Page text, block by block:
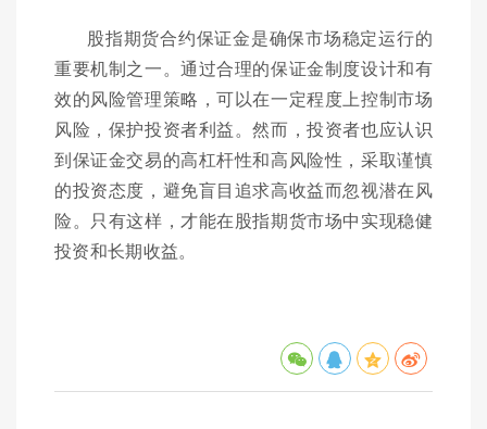
股指期货合约保证金是确保市场稳定运行的
重要机制之一。通过合理的保证金制度设计和有
效的风险管理策略，可以在一定程度上控制市场
风险，保护投资者利益。然而，投资者也应认识
到保证金交易的高杠杆性和高风险性，采取谨慎
的投资态度，避免盲目追求高收益而忽视潜在风
险。只有这样，才能在股指期货市场中实现稳健
投资和长期收益。